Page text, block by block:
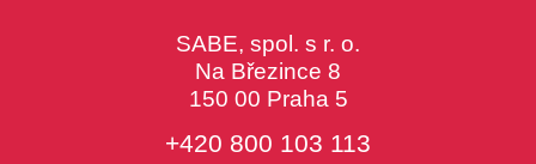
SABE, spol. s r. o.
Na Březince 8
150 00 Praha 5
+420 800 103 113